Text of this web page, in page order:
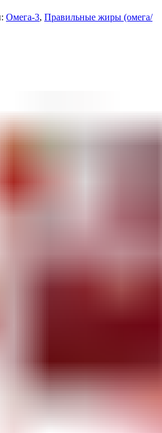
Омега-3, Правильные жиры (омега/